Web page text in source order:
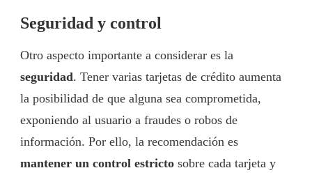
Seguridad y control
Otro aspecto importante a considerar es la
seguridad. Tener varias tarjetas de crédito aumenta
la posibilidad de que alguna sea comprometida,
exponiendo al usuario a fraudes o robos de
información. Por ello, la recomendación es
mantener un control estricto sobre cada tarjeta y